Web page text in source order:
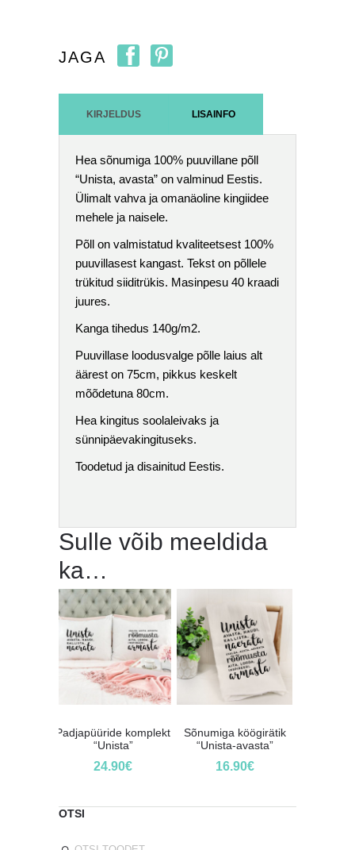
JAGA
KIRJELDUS LISAINFO
Hea sõnumiga 100% puuvillane põll
“Unista, avasta” on valminud Eestis.
Ülimalt vahva ja omanäoline kingiidee
mehele ja naisele.
Põll on valmistatud kvaliteetsest 100%
puuvillasest kangast. Tekst on põllele
trükitud siiditrükis. Masinpesu 40 kraadi
juures.
Kanga tihedus 140g/m2.
Puuvillase loodusvalge põlle laius alt
äärest on 75cm, pikkus keskelt
mõõdetuna 80cm.
Hea kingitus soolaleivaks ja
sünnipäevakingituseks.
Toodetud ja disainitud Eestis.
Sulle võib meeldida
ka…
Padjapüüride komplekt
“Unista”
24.90€
Sõnumiga köögirätik
“Unista-avasta”
16.90€
OTSI